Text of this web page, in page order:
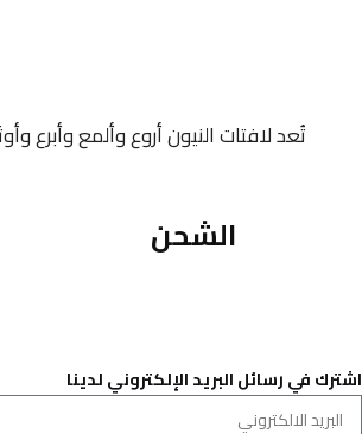
تُعد لافتات النيون أروع وألمع وأبرع
الشحن
اشترك في رسائل البريد الإلكتروني لدينا